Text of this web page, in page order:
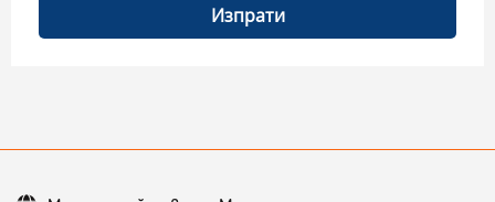
Изпрати